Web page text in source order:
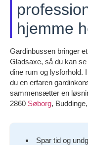
hjemme
Gardinbussen bringer
Gladsaxe, så du kan
dine rum og lysforhold.
du en erfaren
sammensætter en
2860 Søborg, Buddinge,
Spar tid og